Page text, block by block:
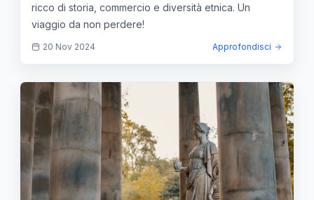
ricco di storia, commercio e diversità etnica. Un
viaggio da non perdere!
20 Nov 2024 Approfondisci